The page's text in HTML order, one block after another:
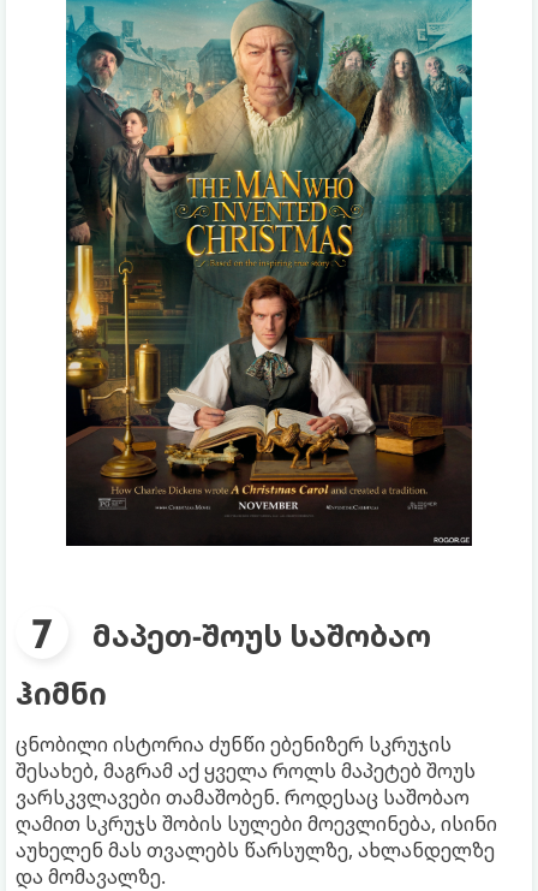
მაპეთ-შოუს საშობაო
ჰიმნი
ცნობილი ისტორია ძუნწი ებენიზერ სკრუჯის
შესახებ, მაგრამ აქ ყველა როლს მაპეტებ შოუს
ვარსკვლავები თამაშობენ. როდესაც საშობაო
ღამით სკრუჯს შობის სულები მოევლინება, ისინი
აუხელენ მას თვალებს წარსულზე, ახლანდელზე
და მომავალზე.